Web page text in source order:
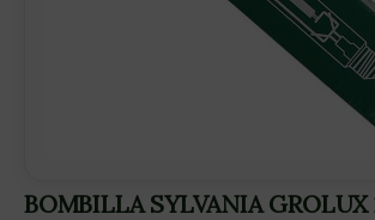
BOMBILLA SYLVANIA